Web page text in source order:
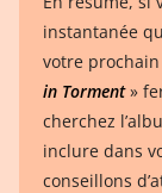
instantanée
votre
in Torment»
cherchez
inclure dans
conseillons